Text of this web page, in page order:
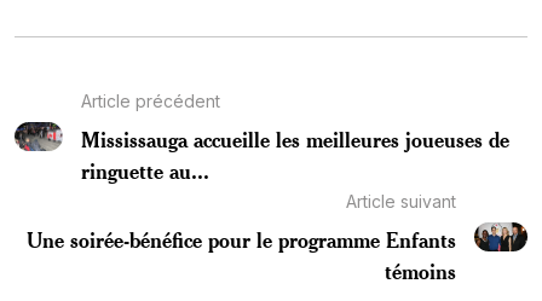
Article précédent
Mississauga accueille les meilleures joueuses de
ringuette au...
Article suivant
Une soirée-bénéfice pour le programme Enfants
témoins